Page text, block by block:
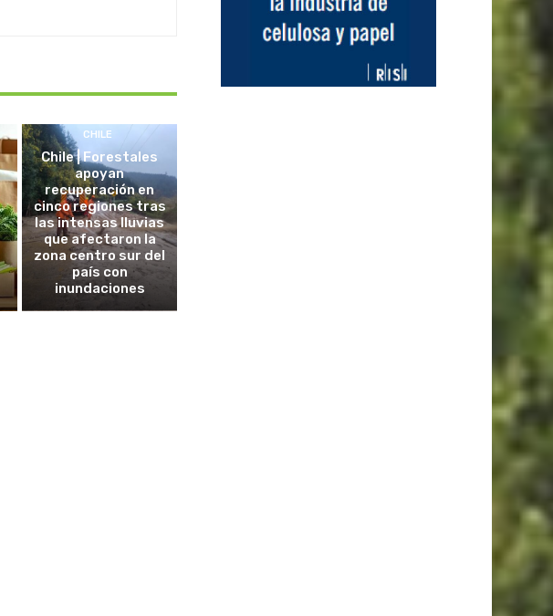
CHILE
Chile | Forestales
apoyan
recuperación en
cinco regiones tras
las intensas lluvias
que afectaron la
zona centro sur del
país con
inundaciones